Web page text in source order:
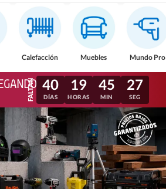
Calefacción Muebles Mundo Pro
40
DÍAS
19
HORAS
45
MIN
24
SEG